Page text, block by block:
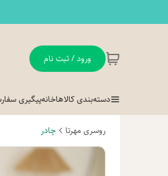
ورود / ثبت نام
دسته‌بندی کالاهاخانهپیگیری
روسری مهرتا چادر